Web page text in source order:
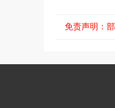
免责声明：